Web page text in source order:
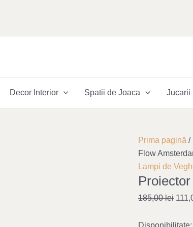
Decor Interior Spatii de Joaca Jucarii
Prima pagină /
Flow
Lampi de
185,00lei
price
was:
Cantitate
Proiector
Moby
-